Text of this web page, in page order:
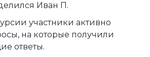
Иван П.
участники активно
на которые получили
ответы.